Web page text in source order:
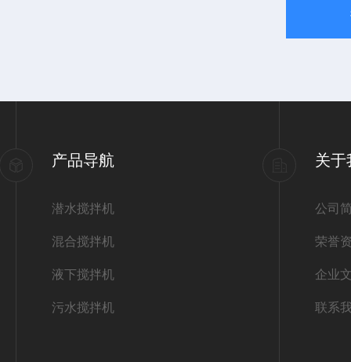
产品导航
潜水搅拌机
混合搅拌机
液下搅拌机
污水搅拌机
关于
公司
荣誉
企业
联系